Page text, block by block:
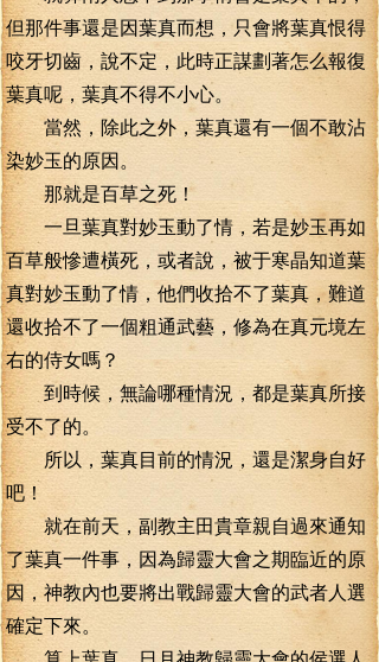
但那件事還是因葉真而想，只會將葉真恨得
咬牙切齒，說不定，此時正謀劃著怎么報復
葉真呢，葉真不得不小心。
當然，除此之外，葉真還有一個不敢沾
染妙玉的原因。
那就是百草之死！
一旦葉真對妙玉動了情，若是妙玉再如
百草般慘遭橫死，或者說，被于寒晶知道葉
真對妙玉動了情，他們收拾不了葉真，難道
還收拾不了一個粗通武藝，修為在真元境左
右的侍女嗎？
到時候，無論哪種情況，都是葉真所接
受不了的。
所以，葉真目前的情況，還是潔身自好
吧！
就在前天，副教主田貴章親自過來通知
了葉真一件事，因為歸靈大會之期臨近的原
因，神教內也要將出戰歸靈大會的武者人選
確定下來。